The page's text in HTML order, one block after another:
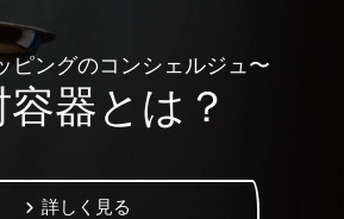
ピングのコンシェルジュ〜
器とは？
詳しく見る